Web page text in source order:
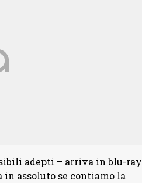
adepti – arriva in blu-ray
assoluto se contiamo la